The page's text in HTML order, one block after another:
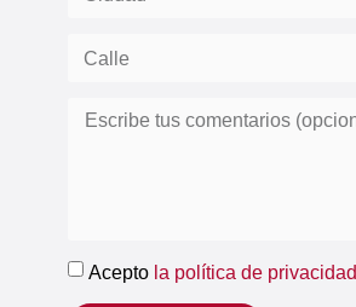
Acepto la política de privacidad